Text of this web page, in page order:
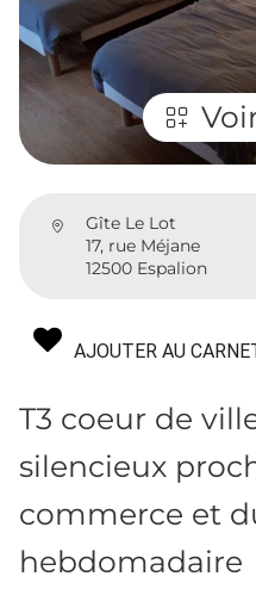
Gîte Le Lot
17, rue Méjane
12500 Espalion
AJOUTER AU
T3 coeur de
silencieux
commerce et
hebdomadaire